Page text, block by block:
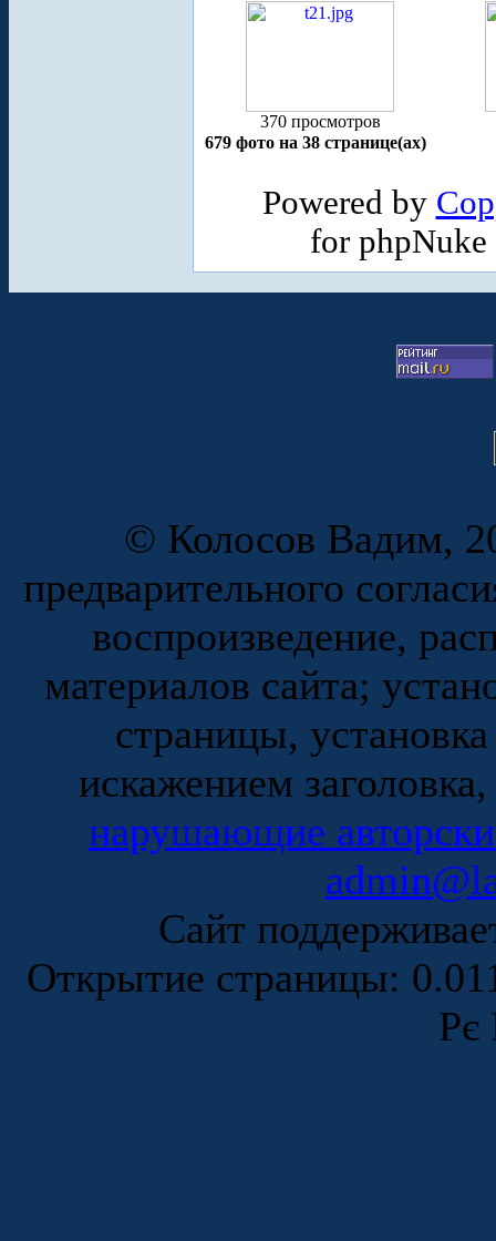
370 просмотров
679 фото на 38 странице(ах)
Powered by
for
© Колосов Вадим,
предварительного
воспроизведение,
материалов сайта;
страницы,
искажением
нарушающие
Сайт
Открытие страницы:
Рє